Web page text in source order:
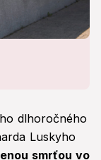
dlhoročného
Luskyho
smrťou vo